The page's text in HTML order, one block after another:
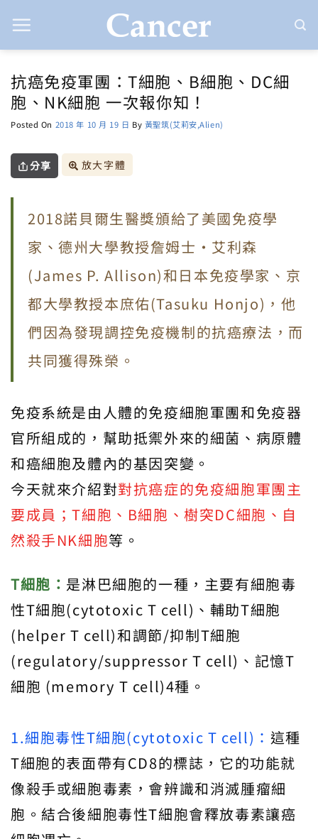
to
抗癌免疫軍團：T細胞、B細胞、DC細
胞、NK細胞 一次報你知！
Posted On 2018 年 10 月 19 日 By 黃聖筑(艾莉安,Alien)
分享 放大字體
2018諾貝爾生醫獎頒給了美國免疫學
家、德州大學教授詹姆士·艾利森
(James P. Allison)和日本免疫學家、京
都大學教授本庶佑(Tasuku Honjo)，他
們因為發現調控免疫機制的抗癌療法，而
共同獲得殊榮。
免疫系統是由人體的免疫細胞軍團和免疫器
官所組成的，幫助抵禦外來的細菌、病原體
和癌細胞及體內的基因突變。
今天就來介紹對對抗癌症的免疫細胞軍團主
要成員；T細胞、B細胞、樹突DC細胞、自
然殺手NK細胞等。
T細胞： 是淋巴細胞的一種，主要有細胞毒
性T細胞(cytotoxic T cell)、輔助T細胞
(helper T cell)和調節/抑制T細胞
(regulatory/suppressor T cell)、記憶T
細胞 (memory T cell)4種。
1.細胞毒性T細胞(cytotoxic T cell)： 這種
T細胞的表面帶有CD8的標誌，它的功能就
像殺手或細胞毒素，會辨識和消滅腫瘤細
胞。結合後細胞毒性T細胞會釋放毒素讓癌